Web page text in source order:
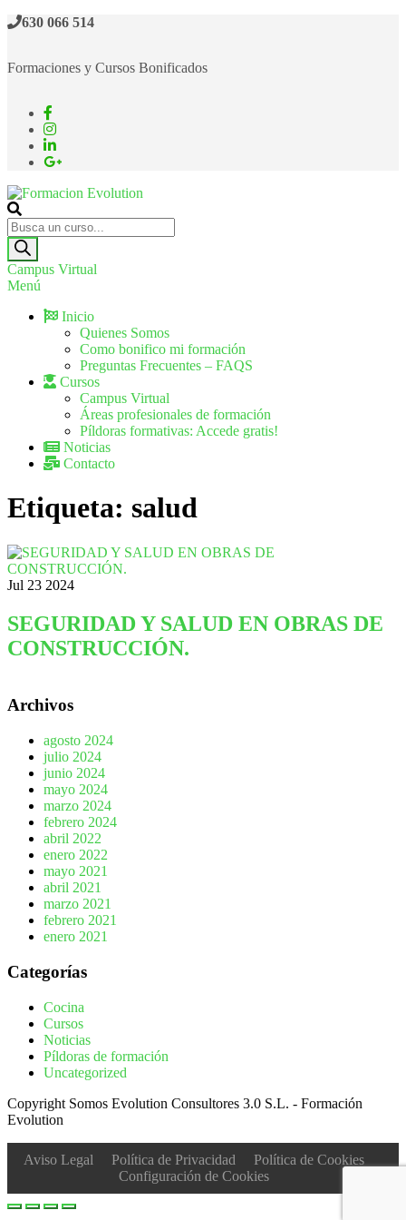
630 066 514
Formaciones y Cursos Bonificados
Formacion Evolution
Cursos de formación continua
Campus Virtual
Menú
Inicio
Quienes Somos
Como bonifico mi formación
Preguntas Frecuentes – FAQS
Cursos
Campus Virtual
Áreas profesionales de formación
Píldoras formativas: Accede gratis!
Noticias
Contacto
Etiqueta: salud
Jul 23 2024
SEGURIDAD Y SALUD EN OBRAS DE
CONSTRUCCIÓN.
Archivos
agosto 2024
julio 2024
junio 2024
mayo 2024
marzo 2024
febrero 2024
abril 2022
enero 2022
mayo 2021
abril 2021
marzo 2021
febrero 2021
enero 2021
Categorías
Cocina
Cursos
Noticias
Píldoras de formación
Uncategorized
Copyright Somos Evolution Consultores 3.0 S.L. - Formación
Evolution
Aviso Legal Política de Privacidad
Política de Cookies
Configuración de Cookies